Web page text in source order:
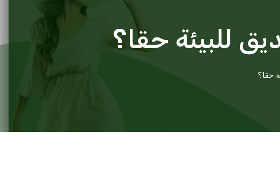
للبيئة حقا؟
حقا؟